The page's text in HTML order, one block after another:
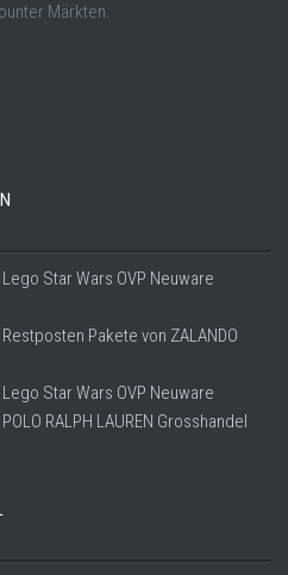
Märkten.
Lego Star Wars OVP Neuware
Restposten Pakete von ZALANDO
Lego Star Wars OVP Neuware
POLO RALPH LAUREN Grosshandel